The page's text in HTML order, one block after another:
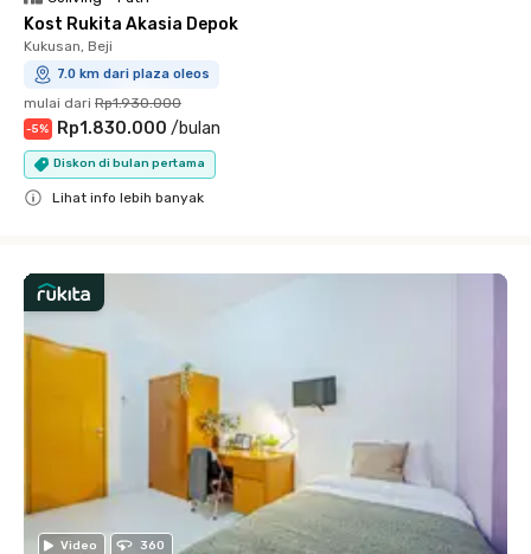
Kost Rukita Akasia Depok
Kukusan, Beji
7.0 km dari plaza oleos
mulai dari Rp1.930.000
-5% Rp1.830.000 /bulan
Diskon di bulan pertama
Lihat info lebih banyak
Video 360